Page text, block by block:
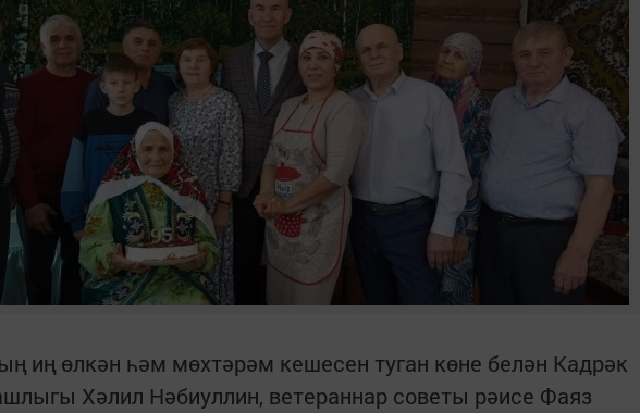
иң өлкән һәм мөхтәрәм кешесен туган көне белән Кадрәк
Хәлил Нәбиуллин, ветераннар советы рәисе Фаяз